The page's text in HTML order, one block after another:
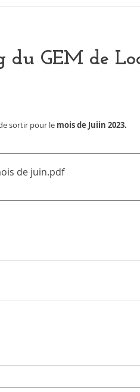
GEM de
sortir pour le
mois de Juiin 2023.
de juin.pdf